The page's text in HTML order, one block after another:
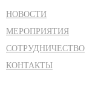
НОВОСТИ
МЕРОПРИЯТИЯ
СОТРУДНИЧЕСТВО
КОНТАКТЫ